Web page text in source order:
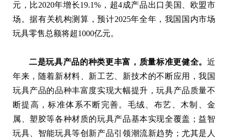
元，比2020年增长19.1%，超4成产品出口美国、欧盟市
场。据有关机构测算，预计2025年全年，我国国内市场
玩具零售总额将超1000亿元。
二是玩具产品的种类更丰富，质量标准更健全。 近
年来，随着新材料、新工艺、新技术的不断应用，我国
玩具产品的品种丰富度实现大幅提升，玩具产品质量不
断提高，标准体系不断完善。毛绒、布艺、木制、金
属、塑胶等各种材质的玩具产品基本实现全覆盖；益智
玩具、智能玩具等创新产品引领潮流新趋势；尤其是人